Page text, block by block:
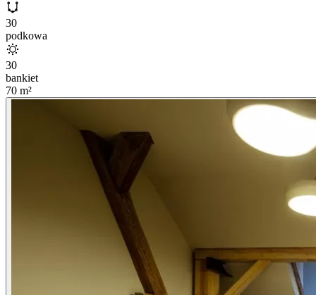
30
podkowa
30
bankiet
70 m²